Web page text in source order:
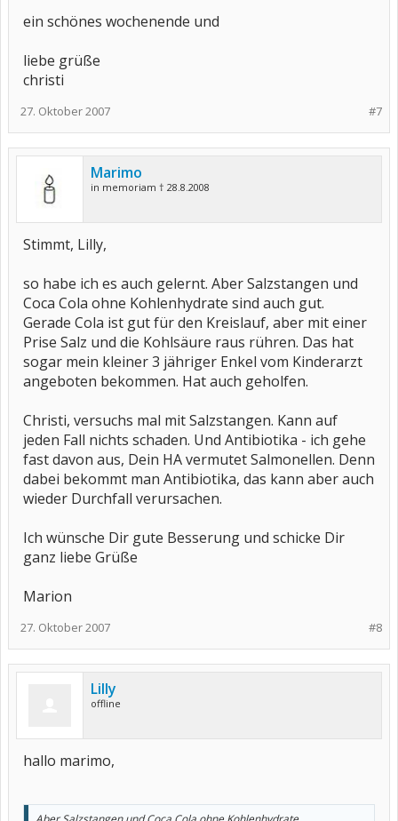
ein schönes wochenende und
liebe grüße
christi
#7
27. Oktober 2007
Marimo
in memoriam † 28.8.2008
Stimmt, Lilly,
so habe ich es auch gelernt. Aber Salzstangen und
Coca Cola ohne Kohlenhydrate sind auch gut.
Gerade Cola ist gut für den Kreislauf, aber mit einer
Prise Salz und die Kohlsäure raus rühren. Das hat
sogar mein kleiner 3 jähriger Enkel vom Kinderarzt
angeboten bekommen. Hat auch geholfen.
Christi, versuchs mal mit Salzstangen. Kann auf
jeden Fall nichts schaden. Und Antibiotika - ich gehe
fast davon aus, Dein HA vermutet Salmonellen. Denn
dabei bekommt man Antibiotika, das kann aber auch
wieder Durchfall verursachen.
Ich wünsche Dir gute Besserung und schicke Dir
ganz liebe Grüße
Marion
#8
27. Oktober 2007
Lilly
offline
hallo marimo,